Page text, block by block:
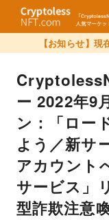
【お知らせ】現
ー 2022年9
ン：「ロー
よう／新サ
アカウント
サービス」
型詐欺注意